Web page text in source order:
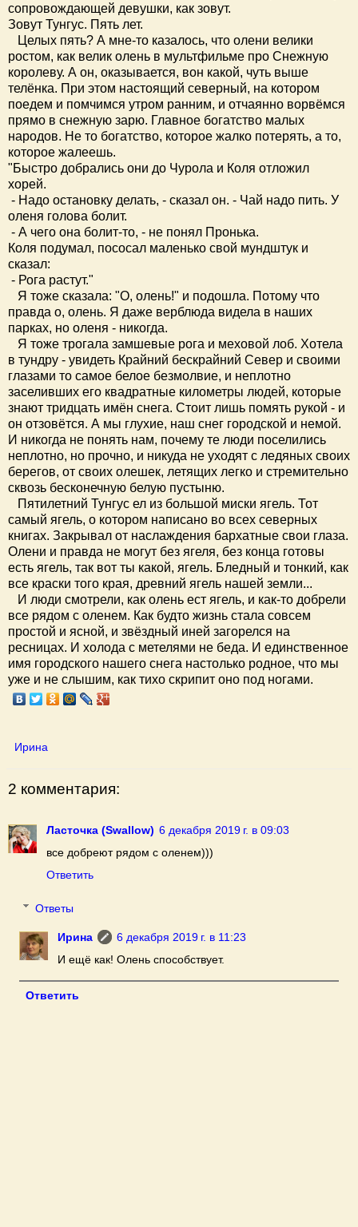
сопровождающей девушки, как зовут.
Зовут Тунгус. Пять лет.
Целых пять? А мне-то казалось, что олени велики
ростом, как велик олень в мультфильме про Снежную
королеву. А он, оказывается, вон какой, чуть выше
телёнка. При этом настоящий северный, на котором
поедем и помчимся утром ранним, и отчаянно ворвёмся
прямо в снежную зарю. Главное богатство малых
народов. Не то богатство, которое жалко потерять, а то,
которое жалеешь.
"Быстро добрались они до Чурола и Коля отложил
хорей.
- Надо остановку делать, - сказал он. - Чай надо пить. У
оленя голова болит.
- А чего она болит-то, - не понял Пронька.
Коля подумал, пососал маленько свой мундштук и
сказал:
- Рога растут."
Я тоже сказала: "О, олень!" и подошла. Потому что
правда о, олень. Я даже верблюда видела в наших
парках, но оленя - никогда.
Я тоже трогала замшевые рога и меховой лоб. Хотела
в тундру - увидеть Крайний бескрайний Север и своими
глазами то самое белое безмолвие, и неплотно
заселивших его квадратные километры людей, которые
знают тридцать имён снега. Стоит лишь помять рукой - и
он отзовётся. А мы глухие, наш снег городской и немой.
И никогда не понять нам, почему те люди поселились
неплотно, но прочно, и никуда не уходят с ледяных своих
берегов, от своих олешек, летящих легко и стремительно
сквозь бесконечную белую пустыню.
Пятилетний Тунгус ел из большой миски ягель. Тот
самый ягель, о котором написано во всех северных
книгах. Закрывал от наслаждения бархатные свои глаза.
Олени и правда не могут без ягеля, без конца готовы
есть ягель, так вот ты какой, ягель. Бледный и тонкий, как
все краски того края, древний ягель нашей земли...
И люди смотрели, как олень ест ягель, и как-то добрели
все рядом с оленем. Как будто жизнь стала совсем
простой и ясной, и звёздный иней загорелся на
ресницах. И холода с метелями не беда. И единственное
имя городского нашего снега настолько родное, что мы
уже и не слышим, как тихо скрипит оно под ногами.
Ирина
2 комментария:
Ласточка (Swallow) 6 декабря 2019 г. в 09:03
все добреют рядом с оленем)))
Ответить
Ответы
Ирина
6 декабря 2019 г. в 11:23
И ещё как! Олень способствует.
Ответить